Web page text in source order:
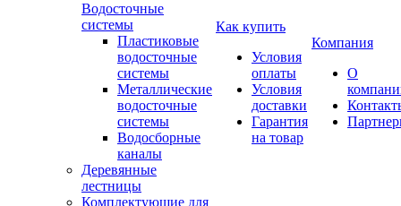
Водосточные
системы
Пластиковые
водосточные
системы
Металлические
водосточные
системы
Водосборные
каналы
Деревянные
лестницы
Комплектующие для
Как купить
Условия
оплаты
Условия
доставки
Гарантия
на товар
Компания
О